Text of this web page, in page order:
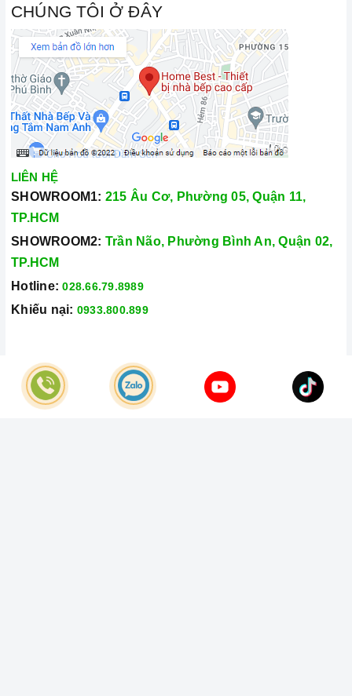
CHÚNG TÔI Ở ĐÂY
LIÊN HỆ
SHOWROOM1: 215 Âu Cơ, Phường 05, Quận 11,
TP.HCM
SHOWROOM2: Trần Não, Phường Bình An, Quận 02,
TP.HCM
Hotline: 028.66.79.8989
Khiếu nại: 0933.800.899
© Bản quyền thuộc vềCông Ty TNHH Home Best Việt Nam
Cung cấp bởi
Sapo